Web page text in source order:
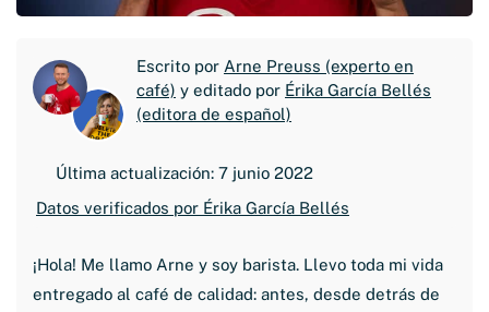
Escrito por Arne Preuss (experto en
café) y editado por Érika García Bellés
(editora de español)
Última actualización: 7 junio 2022
Datos verificados por Érika García Bellés
¡Hola! Me llamo Arne y soy barista. Llevo toda mi vida
entregado al café de calidad: antes, desde detrás de